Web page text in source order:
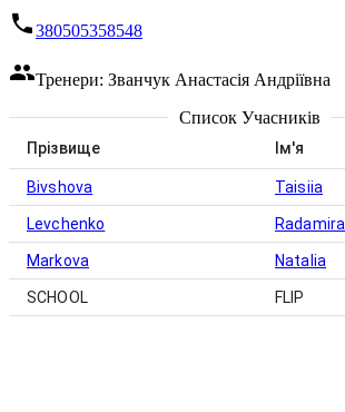
380505358548
Тренери: Званчук Анастасія Андріївна
Список Учасників
Прізвище Ім'я
Bivshova Taisiia
Levchenko Radamira
Markova Natalia
SCHOOL FLIP